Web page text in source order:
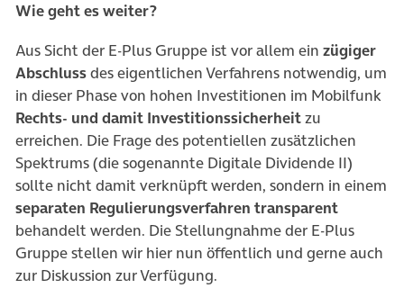
Wie geht es weiter?
Aus Sicht der E-Plus Gruppe ist vor allem ein zügiger
Abschlussdes eigentlichen Verfahrens notwendig, um
in dieser Phase von hohen Investitionen im Mobilfunk
Rechts- und damit Investitionssicherheitzu
erreichen. Die Frage des potentiellen zusätzlichen
Spektrums (die sogenannte Digitale Dividende II)
sollte nicht damit verknüpft werden, sondern in einem
separaten Regulierungsverfahren transparent
behandelt werden. Die Stellungnahme der E-Plus
Gruppe stellen wir hier nun öffentlich und gerne auch
zur Diskussion zur Verfügung.